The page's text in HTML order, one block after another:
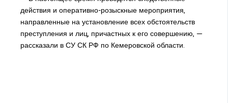
действия и оперативно-розыскные мероприятия,
направленные на установление всех обстоятельств
преступления и лиц, причастных к его совершению, —
рассказали в СУ СК РФ по Кемеровской области.